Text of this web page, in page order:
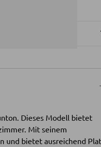
Dieses Modell bietet
Mit seinem
und bietet ausreichend